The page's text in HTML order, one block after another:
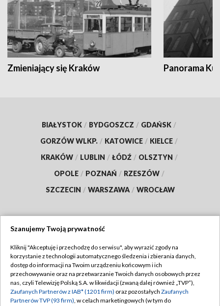
Zmieniający się Kraków Panorama
BIAŁYSTOK / BYDGOSZCZ / GDAŃSK /
GORZÓW WLKP. / KATOWICE / KIELCE /
KRAKÓW / LUBLIN / ŁÓDŹ / OLSZTYN /
OPOLE / POZNAŃ / RZESZÓW /
SZCZECIN / WARSZAWA / WROCŁAW
TVP
Abonament TVP
Emisja w TVP
Regulamin TVP
Polityka prywatności
Szanujemy Twoją prywatność
Kliknij "Akceptuję i przechodzę do serwisu", aby wyrazić zgody na
korzystanie z technologii automatycznego śledzenia i zbierania danych,
dostęp do informacji na Twoim urządzeniu końcowym i ich
przechowywanie oraz na przetwarzanie Twoich danych osobowych przez
nas, czyli Telewizję Polską S.A. w likwidacji (zwaną dalej również „TVP”),
Zaufanych Partnerów z IAB* (1201 firm) oraz pozostałych Zaufanych
Partnerów TVP (93 firm), w celach marketingowych (w tym do